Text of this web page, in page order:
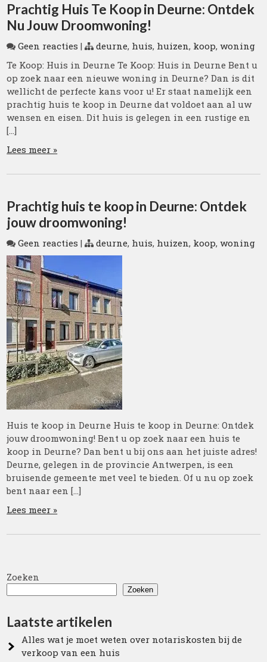
Prachtig Huis Te Koop in Deurne: Ontdek
Nu Jouw Droomwoning!
Geen reacties | deurne, huis, huizen, koop,woning
Te Koop: Huis in Deurne Te Koop: Huis in Deurne Bent u
op zoek naar een nieuwe woning in Deurne? Dan is dit
wellicht de perfecte kans voor u! Er staat namelijk een
prachtig huis te koop in Deurne dat voldoet aan al uw
wensen en eisen. Dit huis is gelegen in een rustige en
[…]
Lees meer »
Prachtig huis te koop in Deurne: Ontdek
jouw droomwoning!
Geen reacties | deurne, huis, huizen, koop,woning
Huis te koop in Deurne Huis te koop in Deurne: Ontdek
jouw droomwoning! Bent u op zoek naar een huis te
koop in Deurne? Dan bent u bij ons aan het juiste adres!
Deurne, gelegen in de provincie Antwerpen, is een
bruisende gemeente met veel te bieden. Of u nu op zoek
bent naar een […]
Lees meer »
Zoeken
Zoeken
Laatste artikelen
Alles wat je moet weten over notariskosten bij de
verkoop van een huis